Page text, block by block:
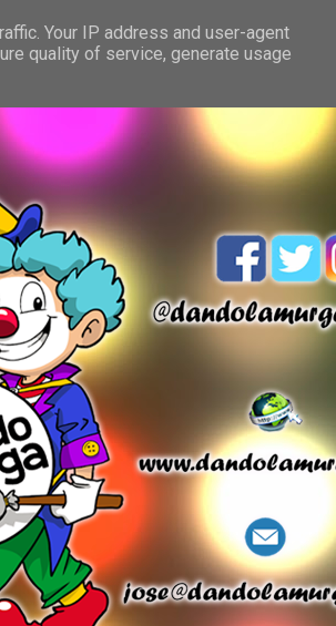
Your IP address and user-agent
quality of service, generate usage